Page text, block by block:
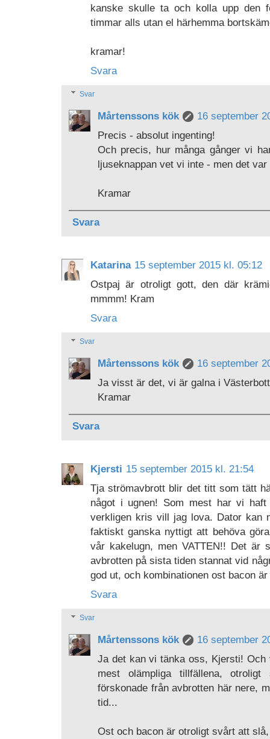
kanske skulle ta och kolla upp den
timmar alls utan el härhemma
kramar!
Svara
Svar
Mårtenssons kök
16 september
Precis - absolut ingenting!
Och precis, hur många gånger vi
ljuseknappan vet vi inte - men det var
Kramar
Svara
Katarina 15 september 2015 kl. 05:12
Ostpaj är otroligt gott, den där
mmmm! Kram
Svara
Svar
Mårtenssons kök
16 september
Ja visst är det, vi är galna i
Kramar
Svara
Kjersti 15 september 2015 kl. 21:54
Tja strömavbrott blir det titt som tätt
något i ugnen! Som mest har vi
verkligen kris vill jag lova. Dator kan
faktiskt ganska nyttigt att behöva
vår kakelugn, men VATTEN!! Det är
avbrotten på sista tiden stannat vid
god ut, och kombinationen ost bacon
Svara
Svar
Mårtenssons kök
16 september
Ja det kan vi tänka oss, Kjersti!
mest olämpliga tillfällena,
förskonade från avbrotten här nere,
tid...
Ost och bacon är otroligt svårt att